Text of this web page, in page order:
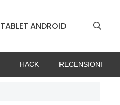
TABLET ANDROID
HACK RECENSIONI